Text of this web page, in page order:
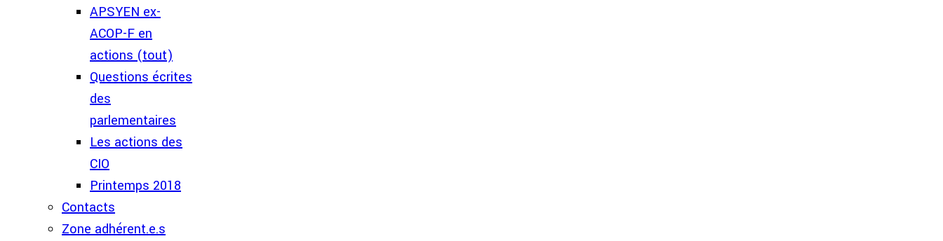
APSYEN ex-
ACOP-F en
actions (tout)
Questions écrites
des
parlementaires
Les actions des
CIO
Printemps 2018
Contacts
Zone adhérent.e.s